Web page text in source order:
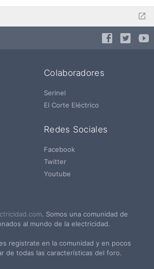
Colaboradores
Serinel
El Corte Eléctrico
Redes Sociales
Facebook
Twitter
Youtube
. Somos una comunidad de
al mundo de la electricidad.
registrate en la comunidad y en pocos
de todas las características del foro.